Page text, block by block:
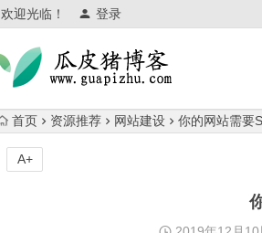
欢迎光临！ 登录
首页 资源推荐 网站建设 你的网站需要
A+